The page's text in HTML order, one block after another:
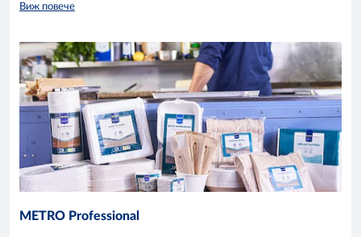
Виж повече
METRO Professional